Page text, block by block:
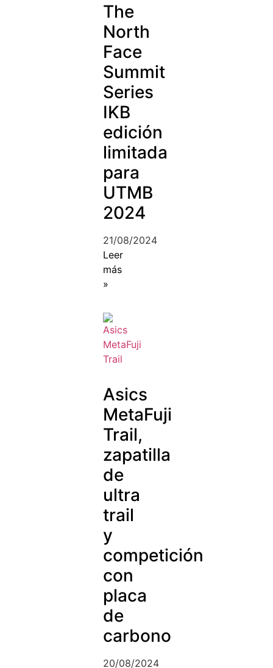
The
North
Face
Summit
Series
IKB
edición
limitada
para
UTMB
2024
21/08/2024
Leer
más
»
Asics
MetaFuji
Trail,
zapatilla
de
ultra
trail
y
competición
con
placa
de
carbono
20/08/2024